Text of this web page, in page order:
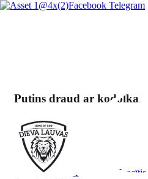
Facebook Telegram
Putins draud ar kodolkaru
By Mārcis Jencītis